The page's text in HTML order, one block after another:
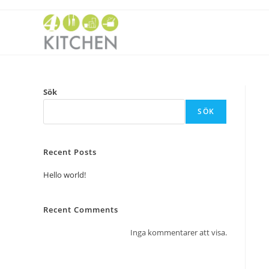
Sök
SÖK
Recent Posts
Hello world!
Recent Comments
Inga kommentarer att visa.